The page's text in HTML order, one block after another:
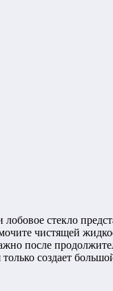
стекло
чистящей
после
создает